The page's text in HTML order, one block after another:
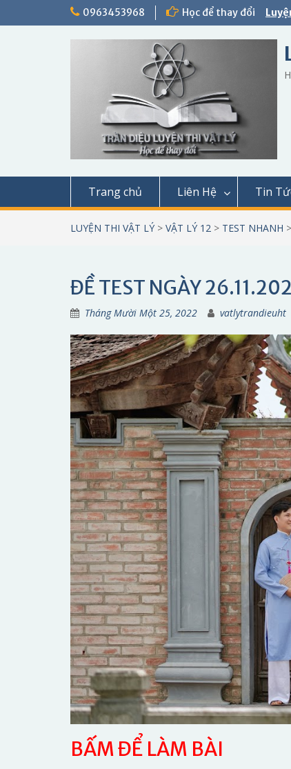
0963453968 Học để thay đổi
Trang chủ Liên Hệ Tin
LUYỆN THI VẬT LÝ > VẬT LÝ 12 > TEST NHANH >
ĐỀ TEST NGÀY
Tháng Mười Một 25, 2022 vatlytrandieuht
BẤM ĐỂ LÀM BÀI